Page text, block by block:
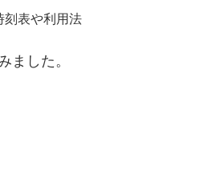
刻表や利用法
ました。